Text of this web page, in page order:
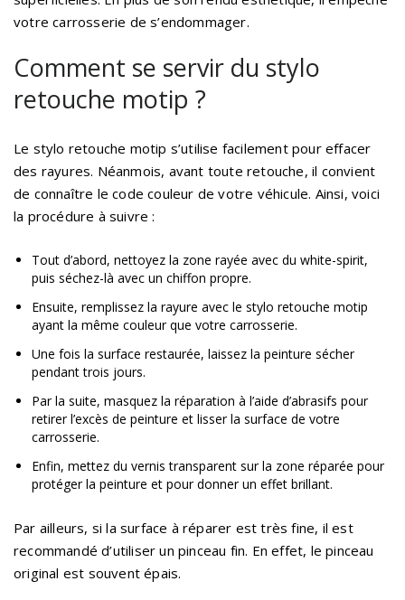
votre carrosserie de s’endommager.
Comment se servir du stylo
retouche motip ?
Le stylo retouche motip s’utilise facilement pour effacer
des rayures. Néanmois, avant toute retouche, il convient
de connaître le code couleur de votre véhicule. Ainsi, voici
la procédure à suivre :
Tout d’abord, nettoyez la zone rayée avec du white-spirit,
puis séchez-là avec un chiffon propre.
Ensuite, remplissez la rayure avec le stylo retouche motip
ayant la même couleur que votre carrosserie.
Une fois la surface restaurée, laissez la peinture sécher
pendant trois jours.
Par la suite, masquez la réparation à l’aide d’abrasifs pour
retirer l’excès de peinture et lisser la surface de votre
carrosserie.
Enfin, mettez du vernis transparent sur la zone réparée pour
protéger la peinture et pour donner un effet brillant.
Par ailleurs, si la surface à réparer est très fine, il est
recommandé d’utiliser un pinceau fin. En effet, le pinceau
original est souvent épais.